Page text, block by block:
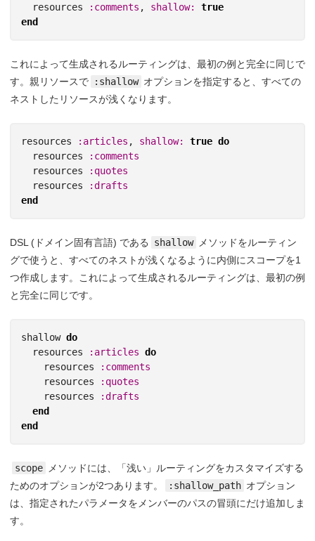
resources
:comments , shallow: true
end
これによって生成されるルーティングは、最初の例と完全に同じで
す。親リソースで
:shallow オプションを指定すると、すべての
ネストしたリソースが浅くなります。
resources :articles , shallow: true do
resources
:comments
resources
:quotes
resources
:drafts
end
DSL (ドメイン固有言語) である shallow
メソッドをルーティン
グで使うと、すべてのネストが浅くなるように内側にスコープを1
つ作成します。これによって生成されるルーティングは、最初の例
と完全に同じです。
shallow do
resources
:articles do
resources
:comments
resources
:quotes
resources
:drafts
end
end
scope
メソッドには、「浅い」ルーティングをカスタマイズする
ためのオプションが2つあります。
:shallow_path オプション
は、指定されたパラメータをメンバーのパスの冒頭にだけ追加しま
す。